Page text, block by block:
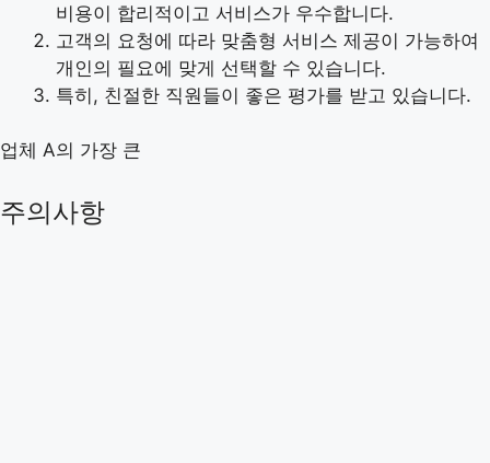
비용이 합리적이고 서비스가 우수합니다.
고객의 요청에 따라 맞춤형 서비스 제공이 가능하여
개인의 필요에 맞게 선택할 수 있습니다.
특히, 친절한 직원들이 좋은 평가를 받고 있습니다.
업체 A의 가장 큰
주의사항